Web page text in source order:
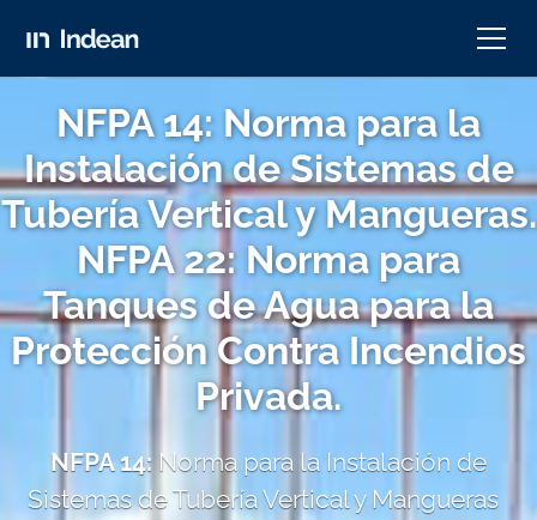
NFPA 14: Norma para la
Instalación de Sistemas de
Tubería Vertical y Mangueras.
NFPA 22: Norma para
Tanques de Agua para la
Protección Contra Incendios
Privada.
NFPA 14: Norma para la Instalación de
Sistemas de Tubería Vertical y Mangueras